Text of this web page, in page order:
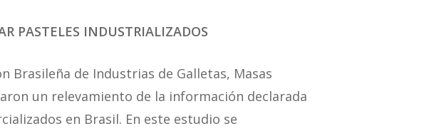
PASTELES INDUSTRIALIZADOS
Brasileña de Industrias de Galletas, Masas
un relevamiento de la información declarada
en Brasil. En este estudio se